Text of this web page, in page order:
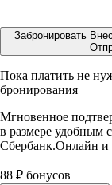
Забронировать
Пока платить не
бронирования
Мгновенное
в размере удобным
Сбербанк.Онлайн и
88 ₽ бонусов